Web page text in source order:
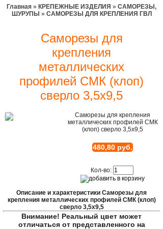
Главная » КРЕПЕЖНЫЕ ИЗДЕЛИЯ » САМОРЕЗЫ,
ШУРУПЫ » САМОРЕЗЫ ДЛЯ КРЕПЛЕНИЯ ГВЛ
Саморезы для
крепления
металлических
профилей СМК (клоп)
сверло 3,5х9,5
Саморезы для крепления
металлических профилей СМК
(клоп) сверло 3,5х9,5
480,80 руб.
Кол-во:
Описание и характеристики Саморезы для
крепления металлических профилей СМК (клоп)
сверло 3,5х9,5
Внимание! Реальный цвет может
отличаться от представленного на